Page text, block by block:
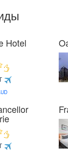
Hotel